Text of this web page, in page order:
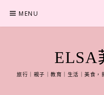
content
MENU
ELSA
旅行｜親子｜教育｜生活｜美食，